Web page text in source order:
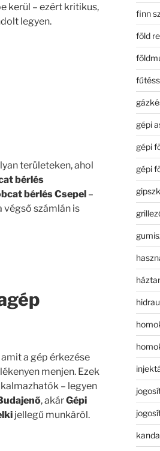
kerül – ezért kritikus,
legyen.
területeken, ahol
bérlés
bérlés Csepel –
végső számlán is
a gép érkezése
menjen. Ezek
– legyen
, akárGépi
jellegű munkáról.
finn
föld
gépi
gépi
gépi